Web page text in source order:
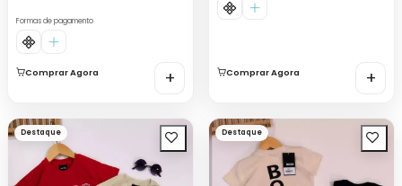
Formas de pagamento
Comprar Agora + Comprar Agora +
Destaque Destaque